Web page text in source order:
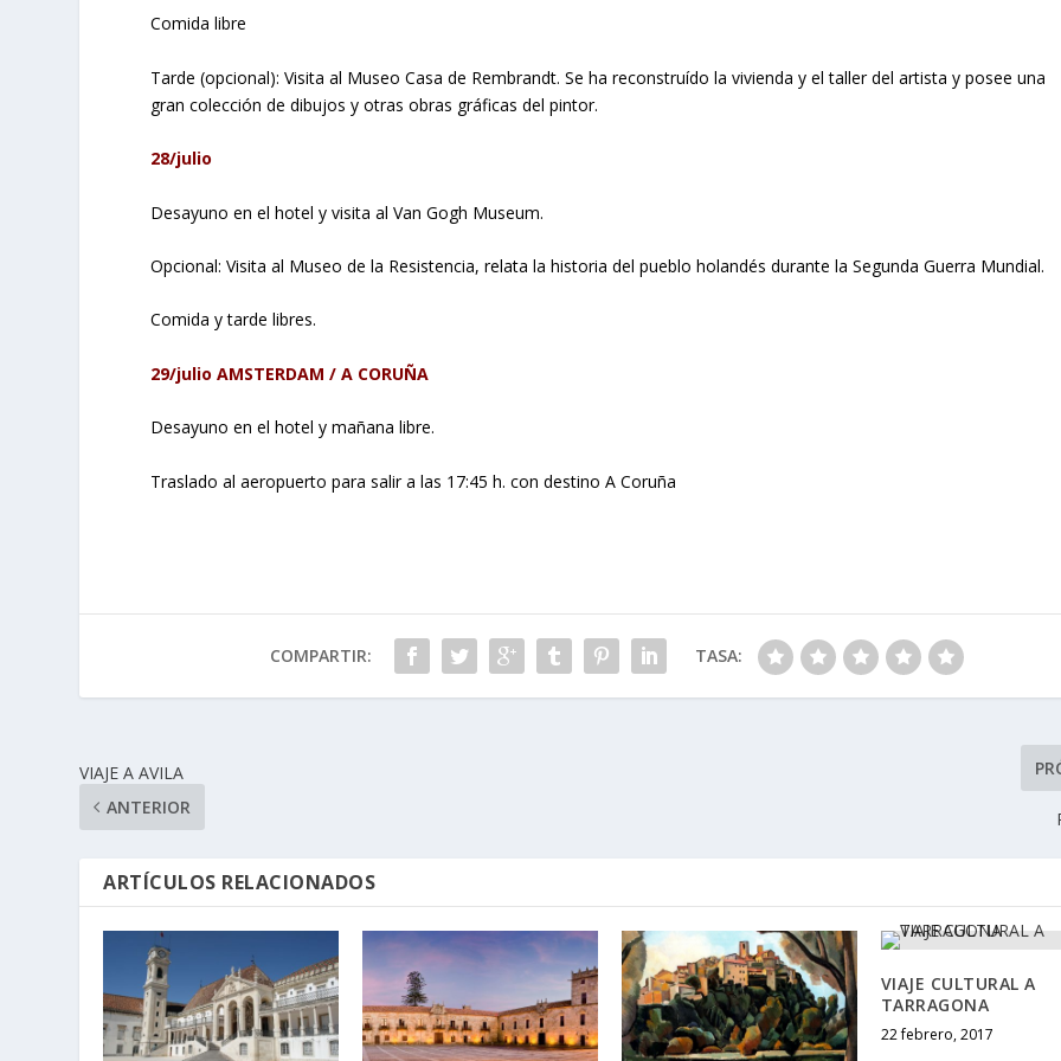
Comida libre
Tarde (opcional): Visita al Museo Casa de Rembrandt. Se ha reconstruído la vivienda y el taller del artista y posee una
gran colección de dibujos y otras obras gráficas del pintor.
28/julio
Desayuno en el hotel y visita al Van Gogh Museum.
Opcional: Visita al Museo de la Resistencia, relata la historia del pueblo holandés durante la Segunda Guerra Mundial.
Comida y tarde libres.
29/julio AMSTERDAM / A CORUÑA
Desayuno en el hotel y mañana libre.
Traslado al aeropuerto para salir a las 17:45 h. con destino A Coruña
COMPARTIR: TASA:
VIAJE A AVILA
ANTERIOR
ARTÍCULOS RELACIONADOS
VIAJE CULTURAL A
TARRAGONA
22 febrero, 2017